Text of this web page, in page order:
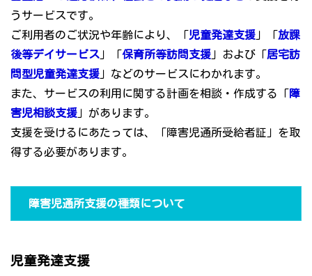
うサービスです。
ご利用者のご状況や年齢により、「児童発達支援 」「放課
後等デイサービス 」「保育所等訪問支援 」および「居宅訪
問型児童発達支援 」などのサービスにわかれます。
また、サービスの利用に関する計画を相談・作成する「障
害児相談支援 」があります。
支援を受けるにあたっては、「障害児通所受給者証」を取
得する必要があります。
障害児通所支援の種類について
児童発達支援